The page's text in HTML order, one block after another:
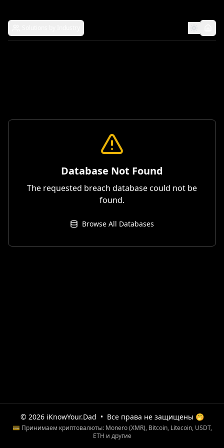
Database Not Found
The requested breach database could not be
found.
Browse All Databases
© 2026 iKnowYour.Dad • Все права не защищены 🤭
💳 Принимаем криптовалюты: Monero (XMR), Bitcoin, Litecoin, USDT,
ETH и другие